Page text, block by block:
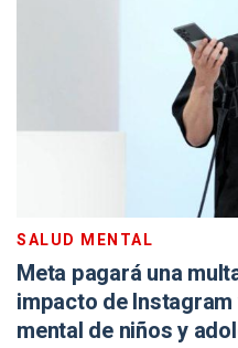
SALUD MENTAL
Meta pagará una
impacto de
mental de niños y